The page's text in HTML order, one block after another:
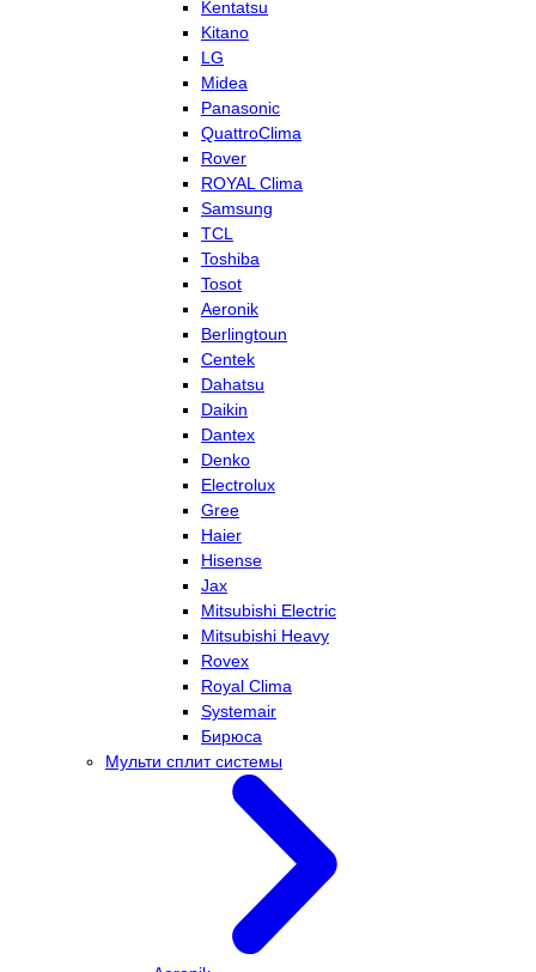
Kentatsu
Kitano
LG
Midea
Panasonic
QuattroClima
Rover
ROYAL Clima
Samsung
TCL
Toshiba
Tosot
Aeronik
Berlingtoun
Centek
Dahatsu
Daikin
Dantex
Denko
Electrolux
Gree
Haier
Hisense
Jax
Mitsubishi Electric
Mitsubishi Heavy
Rovex
Royal Clima
Systemair
Бирюса
Мульти сплит системы